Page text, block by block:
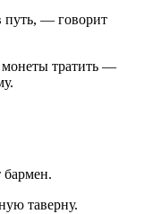
путь, — говорит
монеты тратить —
таверну.